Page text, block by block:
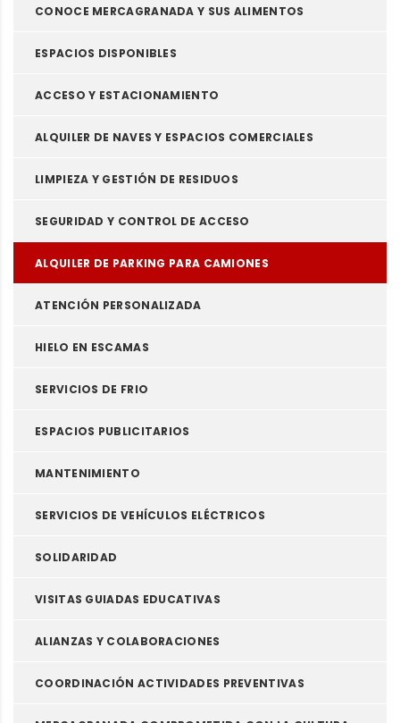
CONOCE MERCAGRANADA Y SUS ALIMENTOS
ESPACIOS DISPONIBLES
ACCESO Y ESTACIONAMIENTO
ALQUILER DE NAVES Y ESPACIOS COMERCIALES
LIMPIEZA Y GESTIÓN DE RESIDUOS
SEGURIDAD Y CONTROL DE ACCESO
ALQUILER DE PARKING PARA CAMIONES
ATENCIÓN PERSONALIZADA
HIELO EN ESCAMAS
SERVICIOS DE FRIO
ESPACIOS PUBLICITARIOS
MANTENIMIENTO
SERVICIOS DE VEHÍCULOS ELÉCTRICOS
SOLIDARIDAD
VISITAS GUIADAS EDUCATIVAS
ALIANZAS Y COLABORACIONES
COORDINACIÓN ACTIVIDADES PREVENTIVAS